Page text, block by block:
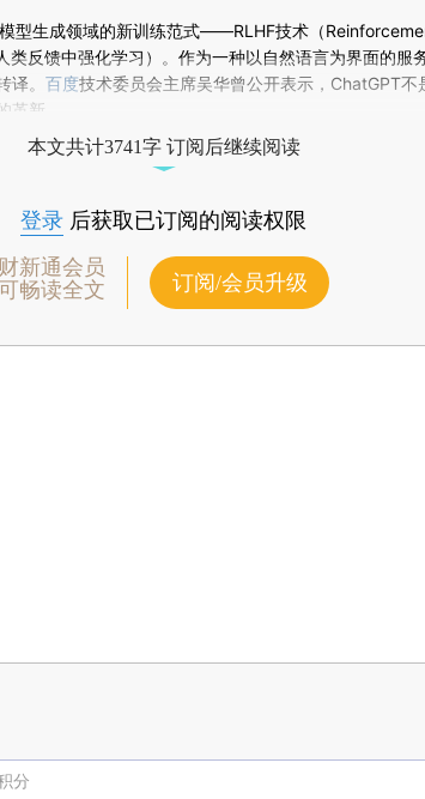
生成领域的新训练范式——RLHF技术（
反馈中强化学习）。作为一种以自然语言为界面的服
。 百度技术委员会主席吴华曾公开表示，ChatGPT不
新。
本文共计3741字 订阅后继续阅读
登录 后获取已订阅的阅读权限
财新通会员
畅读全文
订阅/会员升级
分